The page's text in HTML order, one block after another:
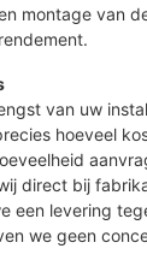
montage van
van uw
hoeveel
direct bij
een levering
we geen